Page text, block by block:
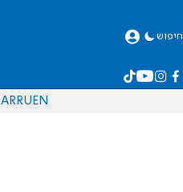
חיפוש
EN
RU
AR